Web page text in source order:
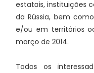
estatais, instituições
da Rússia, bem
e/ou em territórios
março de 2014.
Todos os